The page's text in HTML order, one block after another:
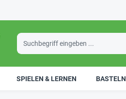
SPIELEN & LERNEN BASTELN